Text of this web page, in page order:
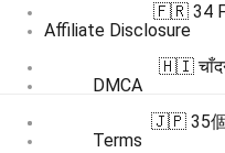
Affiliate Disclosure
DMCA
Terms
🇫🇷 34
🇭🇮
🇯🇵 35個